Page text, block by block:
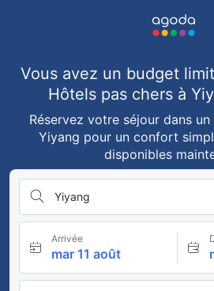
Vous avez un budget
Hôtels pas chers à
Réservez votre séjour dans
Yiyang pour un confort
disponibles
Yiyang
Arrivée
mar 11 août